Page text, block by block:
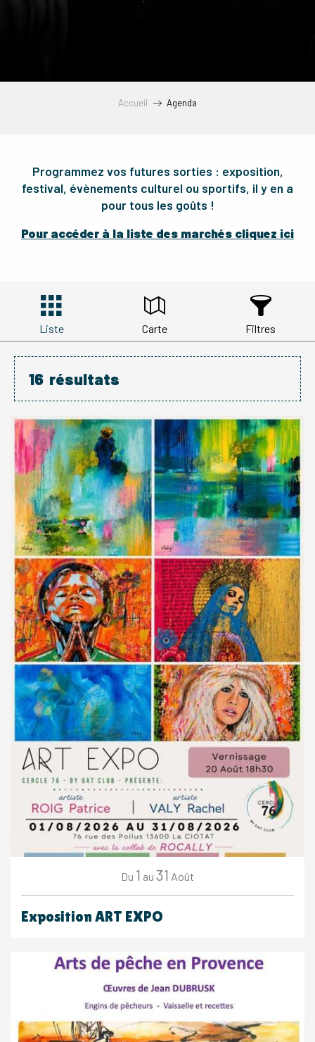
Accueil Agenda
Programmez vos futures sorties : exposition,
festival, évènements culturel ou sportifs, il y en a
pour tous les goûts !
Pour accéder à la liste des marchés cliquez ici
Liste Carte Filtres
16 résultats
Du 1 au 31 Août
Exposition ART EXPO